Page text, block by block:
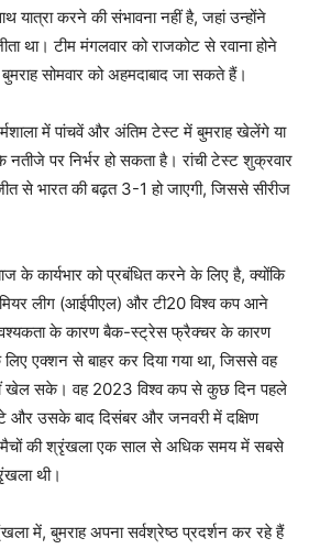
यात्रा करने की संभावना नहीं है, जहां उन्होंने
था। टीम मंगलवार को राजकोट से रवाना होने
सोमवार को अहमदाबाद जा सकते हैं।
में पांचवें और अंतिम टेस्ट में बुमराह खेलेंगे या
पर निर्भर हो सकता है। रांची टेस्ट शुक्रवार
से भारत की बढ़त 3-1 हो जाएगी, जिससे सीरीज
के कार्यभार को प्रबंधित करने के लिए है, क्योंकि
लीग (आईपीएल) और टी20 विश्व कप आने
आवश्यकता के कारण बैक-स्ट्रेस फ्रैक्चर के कारण
एक्शन से बाहर कर दिया गया था, जिससे वह
खेल सके। वह 2023 विश्व कप से कुछ दिन पहले
और उसके बाद दिसंबर और जनवरी में दक्षिण
की श्रृंखला एक साल से अधिक समय में सबसे
थी।
में, बुमराह अपना सर्वश्रेष्ठ प्रदर्शन कर रहे हैं